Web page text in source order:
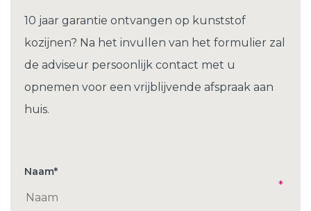
10 jaar garantie ontvangen op kunststof
kozijnen? Na het invullen van het formulier zal
de adviseur persoonlijk contact met u
opnemen voor een vrijblijvende afspraak aan
huis.
Naam*